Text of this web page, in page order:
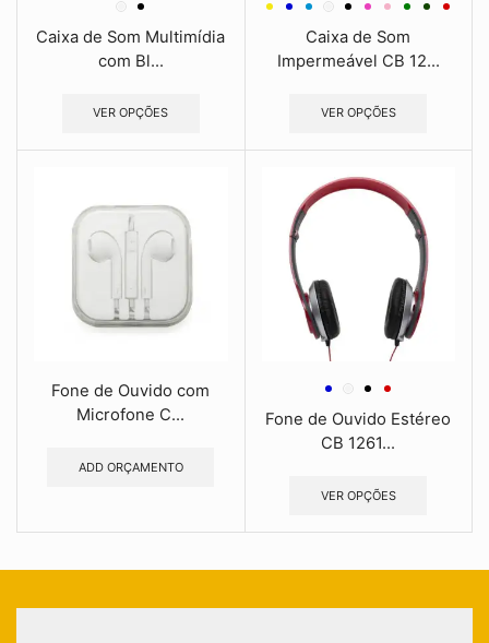
Caixa de Som Multimídia
com Bl...
VER OPÇÕES
Caixa de Som
Impermeável CB 12...
VER OPÇÕES
Fone de Ouvido com
Microfone C...
ADD ORÇAMENTO
Fone de Ouvido Estéreo
CB 1261...
VER OPÇÕES